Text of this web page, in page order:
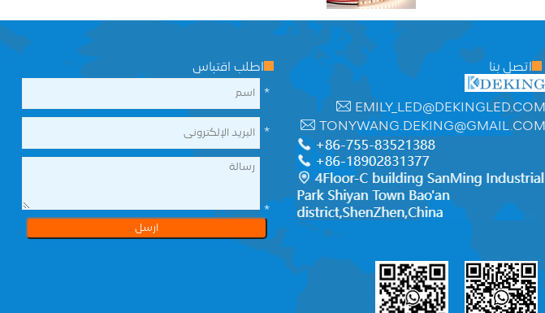
اتصل بنا
EMILY_LED@DEKINGLED.COM
TONYWANG.DEKING@GMAIL.COM
اطلب اقتباس
*
*
*
ارسل